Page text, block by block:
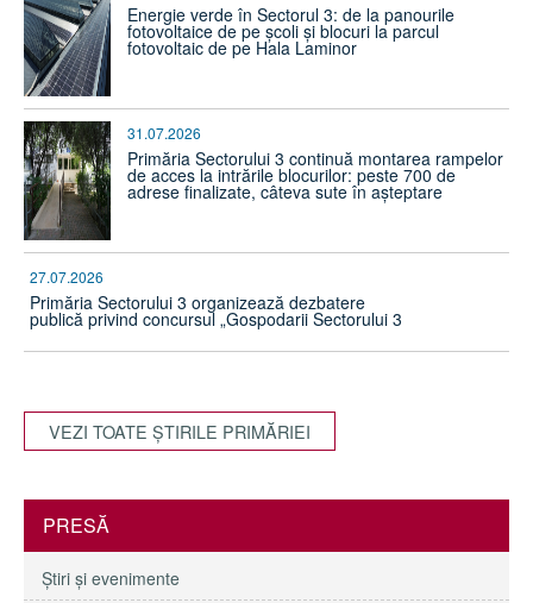
Energie verde în Sectorul 3: de la panourile
fotovoltaice de pe școli și blocuri la parcul
fotovoltaic de pe Hala Laminor
31.07.2026
Primăria Sectorului 3 continuă montarea rampelor
de acces la intrările blocurilor: peste 700 de
adrese finalizate, câteva sute în așteptare
27.07.2026
Primăria Sectorului 3 organizează dezbatere
publică privind concursul „Gospodarii Sectorului 3
VEZI TOATE ŞTIRILE PRIMĂRIEI
PRESĂ
Ştiri şi evenimente